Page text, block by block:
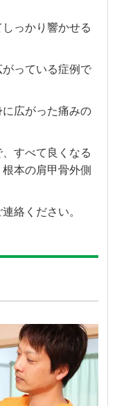
っかり響かせる
っている症例で
広がった痛みの
すべて良くなる
本の肩甲骨外側
絡ください。